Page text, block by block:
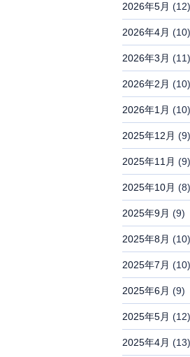
2026年5月 (12)
2026年4月 (10)
2026年3月 (11)
2026年2月 (10)
2026年1月 (10)
2025年12月 (9)
2025年11月 (9)
2025年10月 (8)
2025年9月 (9)
2025年8月 (10)
2025年7月 (10)
2025年6月 (9)
2025年5月 (12)
2025年4月 (13)